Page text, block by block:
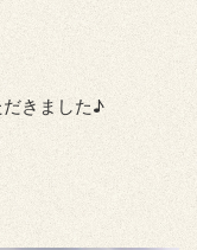
きました♪